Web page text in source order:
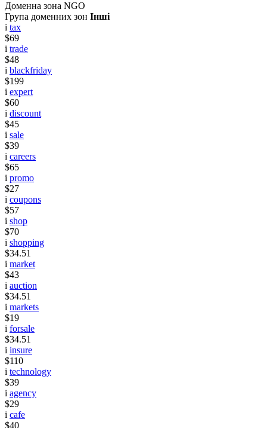
Доменна зона NGO
Група доменних зон Інші
i tax
$69
i trade
$48
i blackfriday
$199
i expert
$60
i discount
$45
i sale
$39
i careers
$65
i promo
$27
i coupons
$57
i shop
$70
i shopping
$34.51
i market
$43
i auction
$34.51
i markets
$19
i forsale
$34.51
i insure
$110
i technology
$39
i agency
$29
i cafe
$40